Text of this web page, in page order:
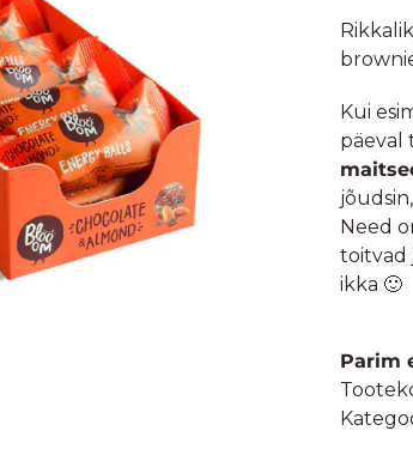
Kui
päeval
Need
toitvad
ikka 🙂
Parim